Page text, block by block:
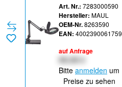
Art. Nr.: 7283000590
Hersteller: MAUL
OEM-Nr.8263590
EAN: 4002390061759
auf Anfrage
Bitte anmelden um
Preise zu sehen